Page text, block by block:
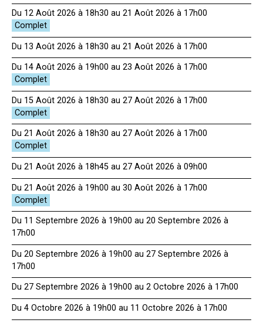
Du 12 Août 2026 à 18h30 au 21 Août 2026 à 17h00
Du 13 Août 2026 à 18h30 au 21 Août 2026 à 17h00
Du 14 Août 2026 à 19h00 au 23 Août 2026 à 17h00
Du 15 Août 2026 à 18h30 au 27 Août 2026 à 17h00
Du 21 Août 2026 à 18h30 au 27 Août 2026 à 17h00
Du 21 Août 2026 à 18h45 au 27 Août 2026 à 09h00
Du 21 Août 2026 à 19h00 au 30 Août 2026 à 17h00
Du 11 Septembre 2026 à 19h00 au 20 Septembre 2026 à
17h00
Du 20 Septembre 2026 à 19h00 au 27 Septembre 2026 à
17h00
Du 27 Septembre 2026 à 19h00 au 2 Octobre 2026 à 17h00
Du 4 Octobre 2026 à 19h00 au 11 Octobre 2026 à 17h00